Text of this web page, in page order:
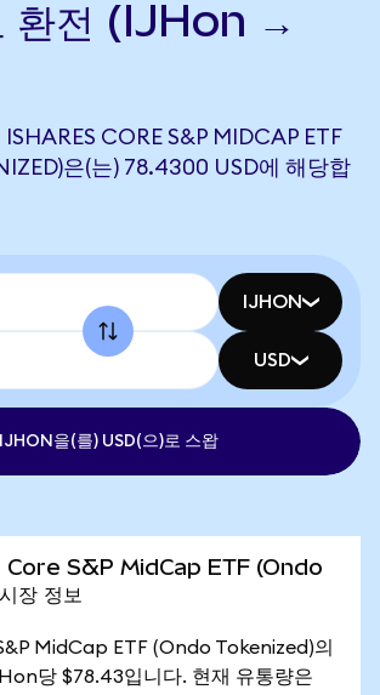
환전 (IJHon →
CORE S&P MIDCAP ETF
은(는) 78.4300 USD에 해당합
IJHON
USD
IJHON을(를) USD(으)로 스왑
Core S&P MidCap ETF (Ondo
장 정보
MidCap ETF (Ondo Tokenized)의
당 $78.43입니다. 현재 유통량은